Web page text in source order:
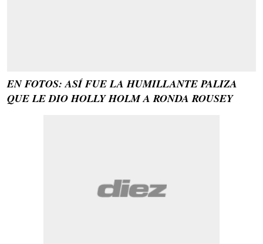
EN FOTOS: ASÍ FUE LA HUMILLANTE PALIZA
QUE LE DIO HOLLY HOLM A RONDA ROUSEY